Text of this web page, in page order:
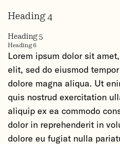
Heading 4
Heading 5
Heading 6
Lorem ipsum dolor sit
elit, sed do eiusmod
dolore magna aliqua. Ut
quis nostrud exercitation
aliquip ex ea commodo
dolor in reprehenderit in
dolore eu fugiat nulla